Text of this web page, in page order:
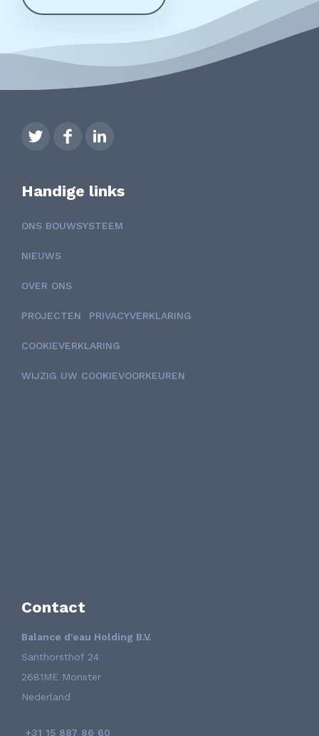
Handige links
ONS BOUWSYSTEEM
NIEUWS
OVER ONS
PROJECTEN PRIVACYVERKLARING
COOKIEVERKLARING
WIJZIG UW COOKIEVOORKEUREN
Contact
Balance d'eau Holding B.V.
Santhorsthof 24
2681ME Monster
Nederland
+31 15 887 86 60